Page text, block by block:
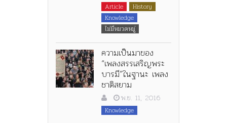
Article
History
Knowledge
ไม่มีหมวดหมู่
ความเป็นมาของ
“เพลงสรรเสริญพระ
บารมี”ในฐานะ เพลง
ชาติสยาม
พ.ย. 11, 2016
Knowledge